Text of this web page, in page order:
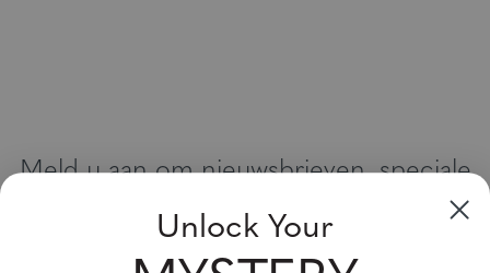
Meld u aan om nieuwsbrieven, speciale
aanbiedingen en kortingsbonnen te
ontvangen
Vul uw email adres in en schrijf u in!
Unlock Your